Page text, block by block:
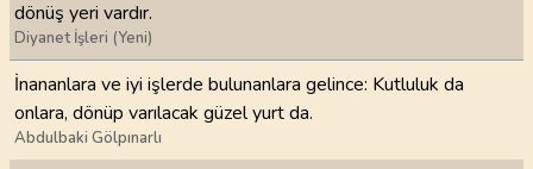
dönüş yeri vardır.
Diyanet İşleri (Yeni)
İnananlara ve iyi işlerde bulunanlara gelince: Kutluluk da
onlara, dönüp varılacak güzel yurt da.
Abdulbaki Gölpınarlı